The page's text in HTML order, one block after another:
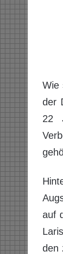
Wie
der
22
auf
den